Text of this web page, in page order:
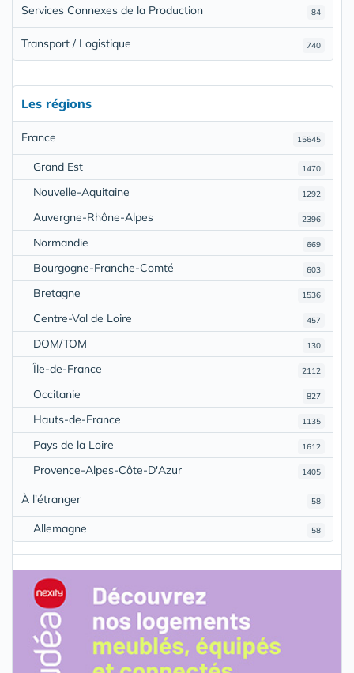
84
Services Connexes de la Production
740
Transport / Logistique
Les régions
15645
France
1470
Grand Est
1292
Nouvelle-Aquitaine
2396
Auvergne-Rhône-Alpes
669
Normandie
603
Bourgogne-Franche-Comté
1536
Bretagne
457
Centre-Val de Loire
130
DOM/TOM
2112
Île-de-France
827
Occitanie
1135
Hauts-de-France
1612
Pays de la Loire
1405
Provence-Alpes-Côte-D'Azur
58
À l'étranger
58
Allemagne